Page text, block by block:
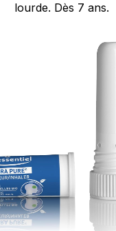
lourde. Dès 7 ans.